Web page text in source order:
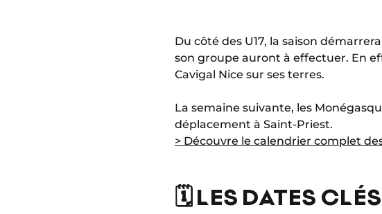
Du côté des U17, la saison
son groupe auront à effectuer. En
Cavigal Nice sur ses terres.
La semaine suivante, les
déplacement à Saint-Priest.
> Découvre le calendrier complet
🗓️ LES DATES